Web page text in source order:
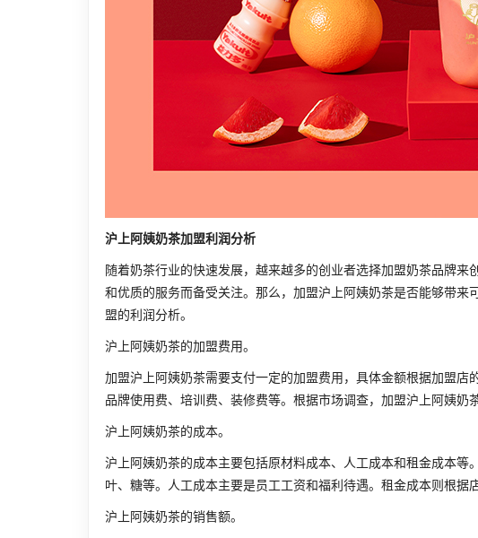
沪上阿姨奶茶加盟利润分析
随着奶茶行业的快速发展，越来越多的创业者选择加盟奶茶品牌
和优质的服务而备受关注。那么，加盟沪上阿姨奶茶是否能够带
盟的利润分析。
沪上阿姨奶茶的加盟费用。
加盟沪上阿姨奶茶需要支付一定的加盟费用，具体金额根据加盟
品牌使用费、培训费、装修费等。根据市场调查，加盟沪上阿姨奶
沪上阿姨奶茶的成本。
沪上阿姨奶茶的成本主要包括原材料成本、人工成本和租金成本
叶、糖等。人工成本主要是员工工资和福利待遇。租金成本则根据
沪上阿姨奶茶的销售额。